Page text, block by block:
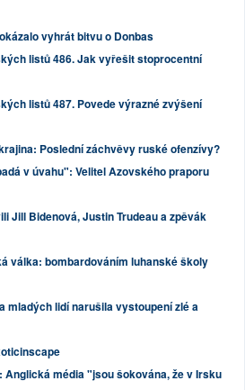
vyhrát bitvu o Donbas
listů 486. Jak vyřešit stoprocentní
listů 487. Povede výrazné zvýšení
Poslední záchvěvy ruské ofenzívy?
v úvahu": Velitel Azovského praporu
Jill Bidenová, Justin Trudeau a zpěvák
válka: bombardováním luhanské školy
mladých lidí narušila vystoupení zlé a
Anglická média "jsou šokována, že v Irsku